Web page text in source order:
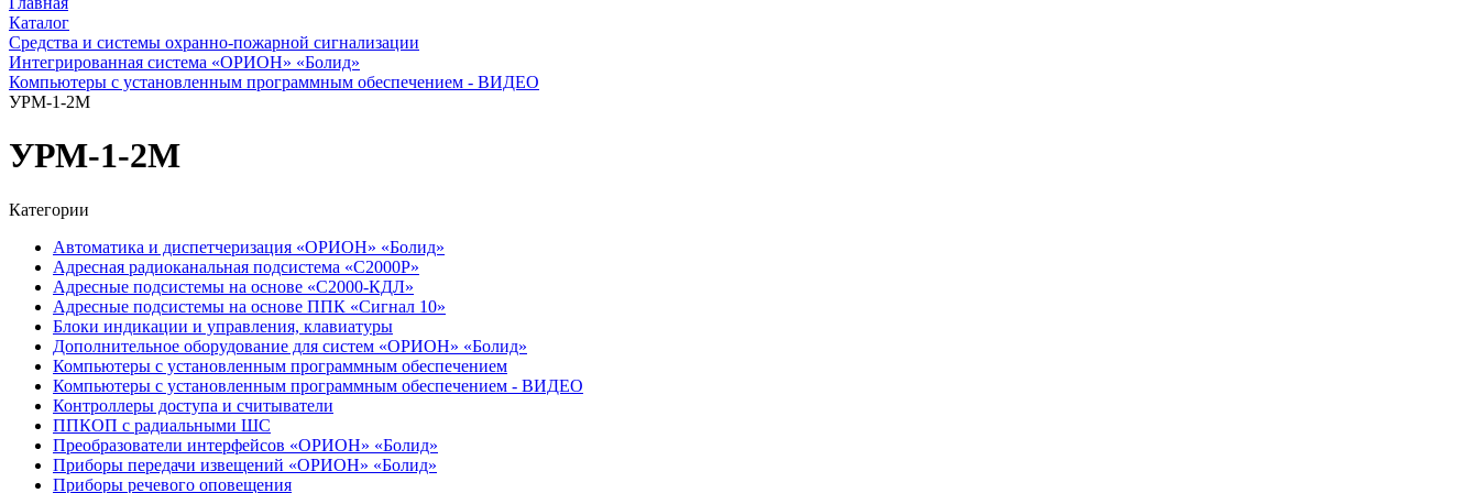
Каталог
Средства и системы охранно-пожарной сигнализации
Интегрированная система «ОРИОН» «Болид»
Компьютеры с установленным программным обеспечением - ВИДЕО
УРМ-1-2M
УРМ-1-2M
Категории
Автоматика и диспетчеризация «ОРИОН» «Болид»
Адресная радиоканальная подсистема «С2000Р»
Адресные подсистемы на основе «С2000-КДЛ»
Адресные подсистемы на основе ППК «Сигнал 10»
Блоки индикации и управления, клавиатуры
Дополнительное оборудование для систем «ОРИОН» «Болид»
Компьютеры с установленным программным обеспечением
Компьютеры с установленным программным обеспечением - ВИДЕО
Контроллеры доступа и считыватели
ППКОП с радиальными ШС
Преобразователи интерфейсов «ОРИОН» «Болид»
Приборы передачи извещений «ОРИОН» «Болид»
Приборы речевого оповещения